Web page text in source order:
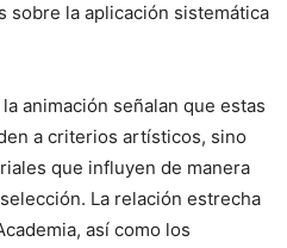
sobre la aplicación sistemática
animación señalan que estas
a criterios artísticos, sino
que influyen de manera
La relación estrecha
así como los